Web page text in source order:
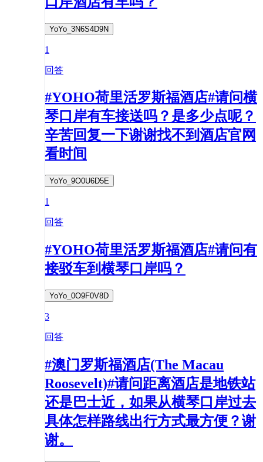
YoYo_3N6S4D9N
1
回答
#YOHO荷里活罗斯福酒店#请问横
琴口岸有车接送吗？是多少点呢？
辛苦回复一下谢谢找不到酒店官网
看时间
YoYo_9O0U6D5E
1
回答
#YOHO荷里活罗斯福酒店#请问有
接驳车到横琴口岸吗？
YoYo_0O9F0V8D
3
回答
#澳门罗斯福酒店(The Macau
Roosevelt)#请问距离酒店是地铁站
还是巴士近，如果从横琴口岸过去
具体怎样路线出行方式最方便？谢
谢。